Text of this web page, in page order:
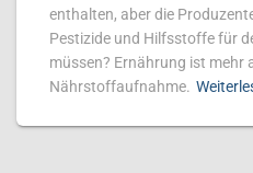
enthalten, aber die
Pestizide und Hilfsstoffe für
müssen? Ernährung ist mehr
Nährstoffaufnahme.